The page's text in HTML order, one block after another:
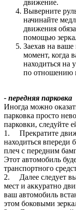
движение.
Выверните
начинайте
движения
помощью
Заехав на ваше
момент, когда
находиться на
по отношению
- передняя парковка
Иногда можно
парковка просто
парковки, следуйте
1. Прекратите
находиться
плеч с передним
Этот автомобиль
транспортного
2. Далее следует
мест и аккуратно
ваш автомобиль
этом боковыми